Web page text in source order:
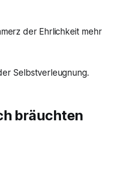
der Ehrlichkeit mehr
Selbstverleugnung.
bräuchten